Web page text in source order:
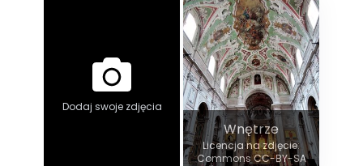
Dodaj swoje zdjęcia
Wnętrze
Licencja na zdjęcie:
Commons CC-BY-SA